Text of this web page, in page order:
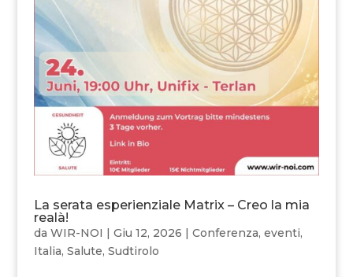
La serata esperienziale Matrix – Creo la mia
realà!
da WIR-NOI | Giu 12, 2026 | Conferenza, eventi,
Italia, Salute, Sudtirolo